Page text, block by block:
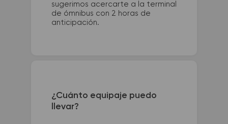
sugerimos acercarte a la terminal
de ómnibus con 2 horas de
anticipación.
¿Cuánto equipaje puedo
llevar?